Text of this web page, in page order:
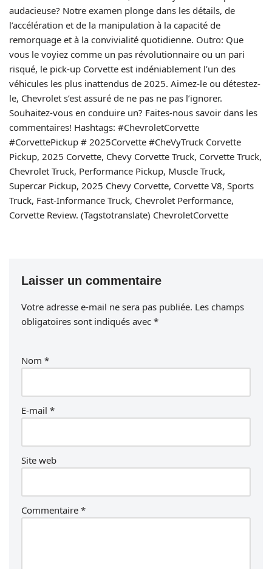
audacieuse? Notre examen plonge dans les détails, de
l’accélération et de la manipulation à la capacité de
remorquage et à la convivialité quotidienne. Outro: Que
vous le voyiez comme un pas révolutionnaire ou un pari
risqué, le pick-up Corvette est indéniablement l’un des
véhicules les plus inattendus de 2025. Aimez-le ou détestez-
le, Chevrolet s’est assuré de ne pas ne pas l’ignorer.
Souhaitez-vous en conduire un? Faites-nous savoir dans les
commentaires! Hashtags: #ChevroletCorvette
#CorvettePickup # 2025Corvette #CheVyTruck Corvette
Pickup, 2025 Corvette, Chevy Corvette Truck, Corvette Truck,
Chevrolet Truck, Performance Pickup, Muscle Truck,
Supercar Pickup, 2025 Chevy Corvette, Corvette V8, Sports
Truck, Fast-Informance Truck, Chevrolet Performance,
Corvette Review. (Tagstotranslate) ChevroletCorvette
Laisser un commentaire
Votre adresse e-mail ne sera pas publiée. Les champs
obligatoires sont indiqués avec *
Nom *
E-mail *
Site web
Commentaire *